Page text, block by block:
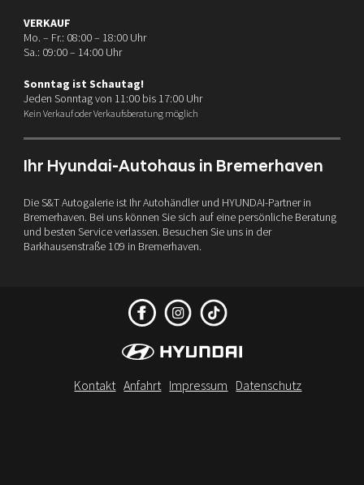
VERKAUF
Mo. – Fr.: 08:00 – 18:00 Uhr
Sa.: 09:00 – 14:00 Uhr
Sonntag ist Schautag!
Jeden Sonntag von 11:00 bis 17:00 Uhr
Kein Verkauf oder Verkaufsberatung möglich
Ihr Hyundai-Autohaus in Bremerhaven
Die S&T Autogalerie ist Ihr Autohändler und HYUNDAI-Partner in
Bremerhaven. Bei uns können Sie sich auf eine persönliche Beratung
und besten Service verlassen. Besuchen Sie uns in der
Barkhausenstraße 109 in Bremerhaven.
Kontakt Anfahrt Impressum Datenschutz